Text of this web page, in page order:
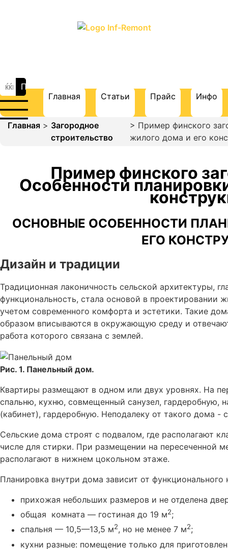
Главная Статьи Прайс Инфо
Главная > Загородное
строительство
> Пример финского
жилого дома и его
Пример финского
Особенности
ОСНОВНЫЕ ОСОБЕННОСТИ
ЕГО
Дизайн и традиции
Традиционная лаконичность сельской архитектуры,
функциональность, стала основой в проектировании
учетом современного комфорта и эстетики. Такие
образом вписываются в окружающую среду и
работа которого связана с землей.
Рис. 1. Панельный дом.
Квартиры размещают в одном или двух уровнях. На
спальню, кухню, совмещенный санузел, гардеробную,
(кабинет), гардеробную. Неподалеку от такого дома -
Сельские дома строят с подвалом, где располагают
числе для стирки. При размещении на пересеченной
располагают в нижнем цокольном этаже.
Планировка внутри дома зависит от
прихожая небольших размеров и не отделена
общая комната — гостиная до 19 м2;
спальня — 10,5—13,5 м2, но не менее 7 м2;
кухни разные: помещение только для